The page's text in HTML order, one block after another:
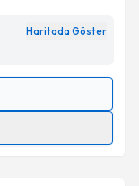
Haritada Göster